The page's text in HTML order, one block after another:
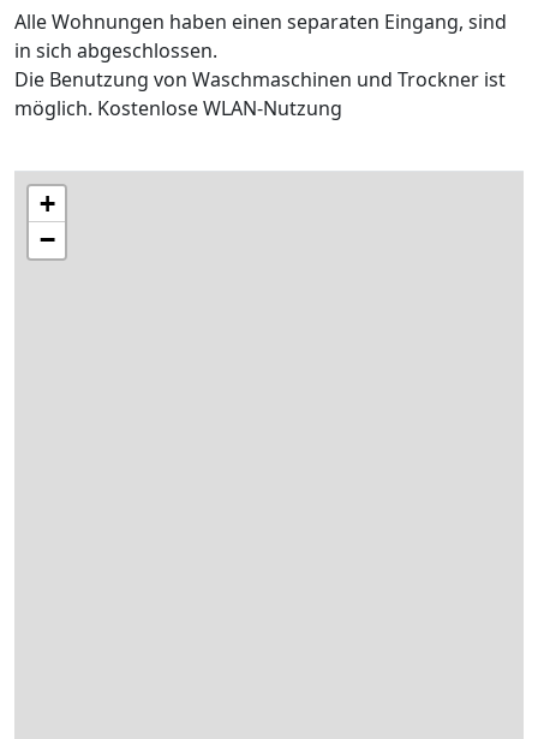
Alle Wohnungen haben einen separaten Eingang, sind
in sich abgeschlossen.
Die Benutzung von Waschmaschinen und Trockner ist
möglich. Kostenlose WLAN-Nutzung
+
−